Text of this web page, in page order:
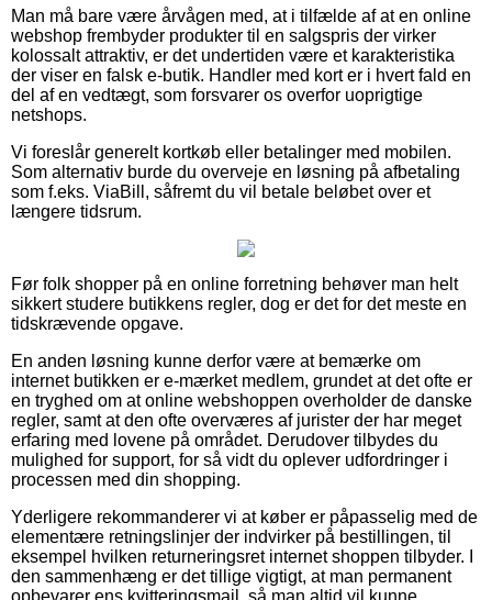
Man må bare være årvågen med, at i tilfælde af at en online
webshop frembyder produkter til en salgspris der virker
kolossalt attraktiv, er det undertiden være et karakteristika
der viser en falsk e-butik. Handler med kort er i hvert fald en
del af en vedtægt, som forsvarer os overfor uoprigtige
netshops.
Vi foreslår generelt kortkøb eller betalinger med mobilen.
Som alternativ burde du overveje en løsning på afbetaling
som f.eks. ViaBill, såfremt du vil betale beløbet over et
længere tidsrum.
Før folk shopper på en online forretning behøver man helt
sikkert studere butikkens regler, dog er det for det meste en
tidskrævende opgave.
En anden løsning kunne derfor være at bemærke om
internet butikken er e-mærket medlem, grundet at det ofte er
en tryghed om at online webshoppen overholder de danske
regler, samt at den ofte overværes af jurister der har meget
erfaring med lovene på området. Derudover tilbydes du
mulighed for support, for så vidt du oplever udfordringer i
processen med din shopping.
Yderligere rekommanderer vi at køber er påpasselig med de
elementære retningslinjer der indvirker på bestillingen, til
eksempel hvilken returneringsret internet shoppen tilbyder. I
den sammenhæng er det tillige vigtigt, at man permanent
opbevarer ens kvitteringsmail, så man altid vil kunne